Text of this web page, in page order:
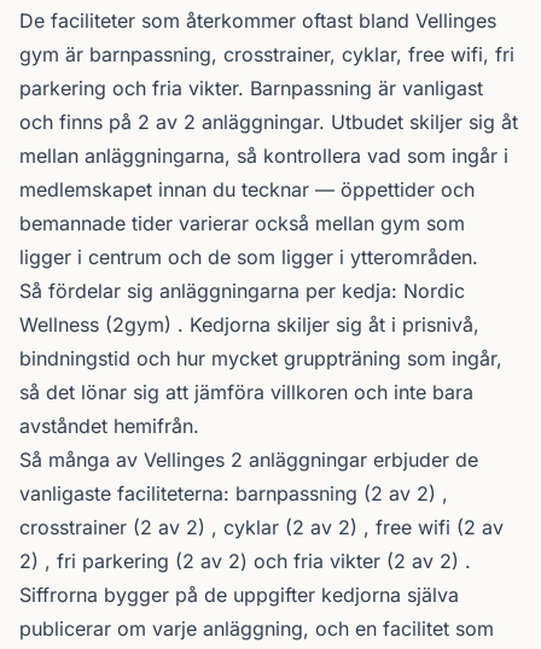
De faciliteter som återkommer oftast bland Vellinges
gym är barnpassning, crosstrainer, cyklar, free wifi, fri
parkering och fria vikter. Barnpassning är vanligast
och finns på 2 av 2 anläggningar. Utbudet skiljer sig åt
mellan anläggningarna, så kontrollera vad som ingår i
medlemskapet innan du tecknar — öppettider och
bemannade tider varierar också mellan gym som
ligger i centrum och de som ligger i ytterområden.
Så fördelar sig anläggningarna per kedja: Nordic
Wellness (2gym) . Kedjorna skiljer sig åt i prisnivå,
bindningstid och hur mycket gruppträning som ingår,
så det lönar sig att jämföra villkoren och inte bara
avståndet hemifrån.
Så många av Vellinges 2 anläggningar erbjuder de
vanligaste faciliteterna: barnpassning (2 av 2) ,
crosstrainer (2 av 2) , cyklar (2 av 2) , free wifi (2 av
2) , fri parkering (2 av 2) och fria vikter (2 av 2) .
Siffrorna bygger på de uppgifter kedjorna själva
publicerar om varje anläggning, och en facilitet som